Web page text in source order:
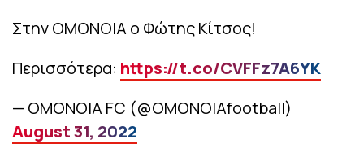
Στην ΟΜΟΝΟΙΑ ο Φώτης Κίτσος!
Περισσότερα: https://t.co/CVFFz7A6YK
— OMONOIA FC (@OMONOIAfootball)
August 31, 2022